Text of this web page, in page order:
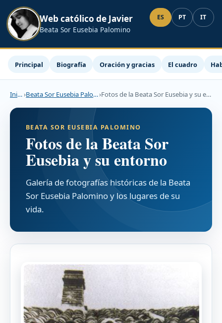
Web católico de Javier
Beata Sor Eusebia Palomino
ES PT IT
Principal Biografía Oración y gracias El cuadro
Inicio› Beata Sor Eusebia Palomino› Fotos de la Beata Sor Eusebia y su entorno
BEATA SOR EUSEBIA PALOMINO
Fotos de la Beata Sor
Eusebia y su entorno
Galería de fotografías históricas de la Beata
Sor Eusebia Palomino y los lugares de su
vida.